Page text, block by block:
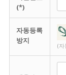
(*)
자동등록
방지
(자